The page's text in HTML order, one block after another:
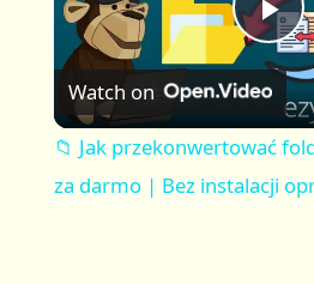
t
c
r
P
a
Watch on
📁 Jak przekonwertować
za darmo | Bez instalacji